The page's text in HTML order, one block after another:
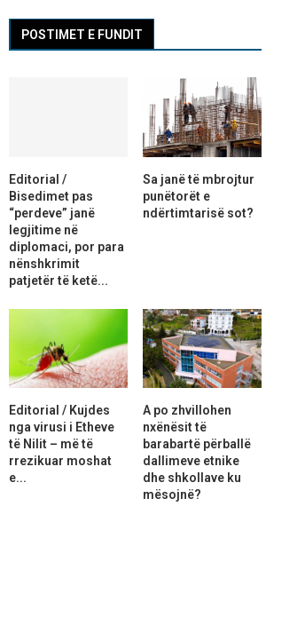
POSTIMET E FUNDIT
Editorial /
Bisedimet pas
“perdeve” janë
legjitime në
diplomaci, por para
nënshkrimit
patjetër të ketë...
Sa janë të mbrojtur
punëtorët e
ndërtimtarisë sot?
Editorial / Kujdes
nga virusi i Etheve
të Nilit – më të
rrezikuar moshat
e...
A po zhvillohen
nxënësit të
barabartë përballë
dallimeve etnike
dhe shkollave ku
mësojnë?